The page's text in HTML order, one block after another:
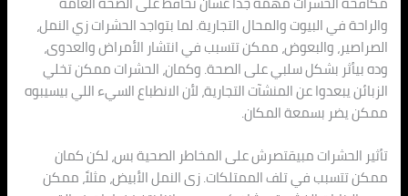
والراحة في البيوت والمحال التجارية. لما بتواجد الحشرات زي النمل،
الصراصير، والبعوض، ممكن تتسبب في انتشار الأمراض والعدوى،
وده بيأثر بشكل سلبي على الصحة. وكمان، الحشرات ممكن تخلي
الزبائن يبعدوا عن المنشآت التجارية، لأن الانطباع السيء اللي بيسيبوه
ممكن يضر بسمعة المكان.
تأثير الحشرات مبيقتصرش على المخاطر الصحية بس، لكن كمان
ممكن تتسبب في تلف الممتلكات. زى النمل الأبيض، مثلاً، ممكن